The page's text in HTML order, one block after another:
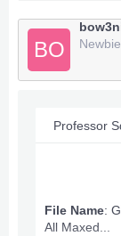
Anything
***Hidden
BO
Newbie
Professor
File Name:
All Maxed...